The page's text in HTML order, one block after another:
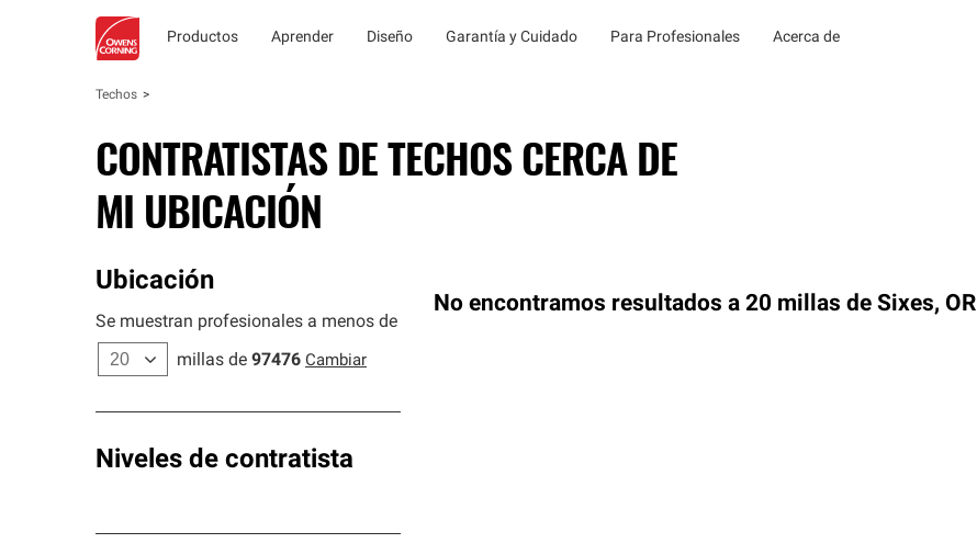
Productos Aprender Diseño Garantía y Cuidado Para Profesionales Acerca de
Techos
CONTRATISTAS DE TECHOS CERCA DE
MI UBICACIÓN
Ubicación
Se muestran profesionales a menos de
millas de 97476 Cambiar
Niveles de contratista
No encontramos resultados a 20 millas de Sixes, OR